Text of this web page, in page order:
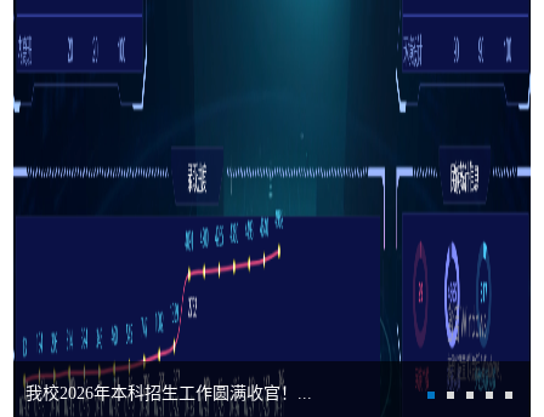
我校2026年本科招生工作圆满收官！...